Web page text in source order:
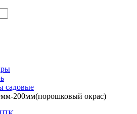
садовые
200мм(порошковый окрас)